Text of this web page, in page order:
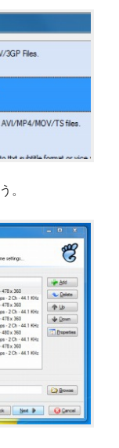
。